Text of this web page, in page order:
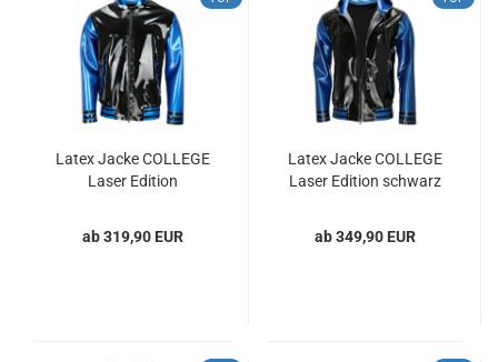
Latex Jacke COLLEGE
Laser Edition
ab 319,90 EUR
Latex Jacke COLLEGE
Laser Edition schwarz
ab 349,90 EUR